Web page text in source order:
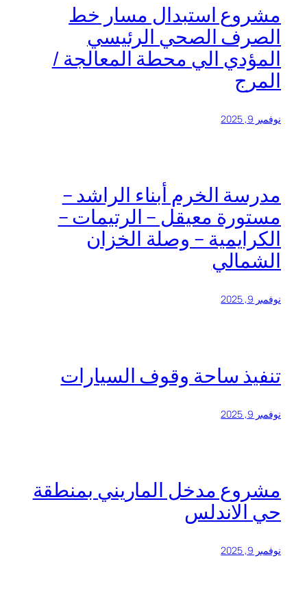
مشروع استبدال مسار خط
الصرف الصحي الرئيسي
المؤدي الي محطة المعالجة /
المرج
نوفمبر 9, 2025
مدرسة الخرم أبناء الراشد –
مستورة معيقل – الرتيمات –
الكرايمية – وصلة الخزان
الشمالي
نوفمبر 9, 2025
تنفيذ ساحة وقوف السيارات
نوفمبر 9, 2025
مشروع مدخل الماريني بمنطقة
حي الاندلس
نوفمبر 9, 2025